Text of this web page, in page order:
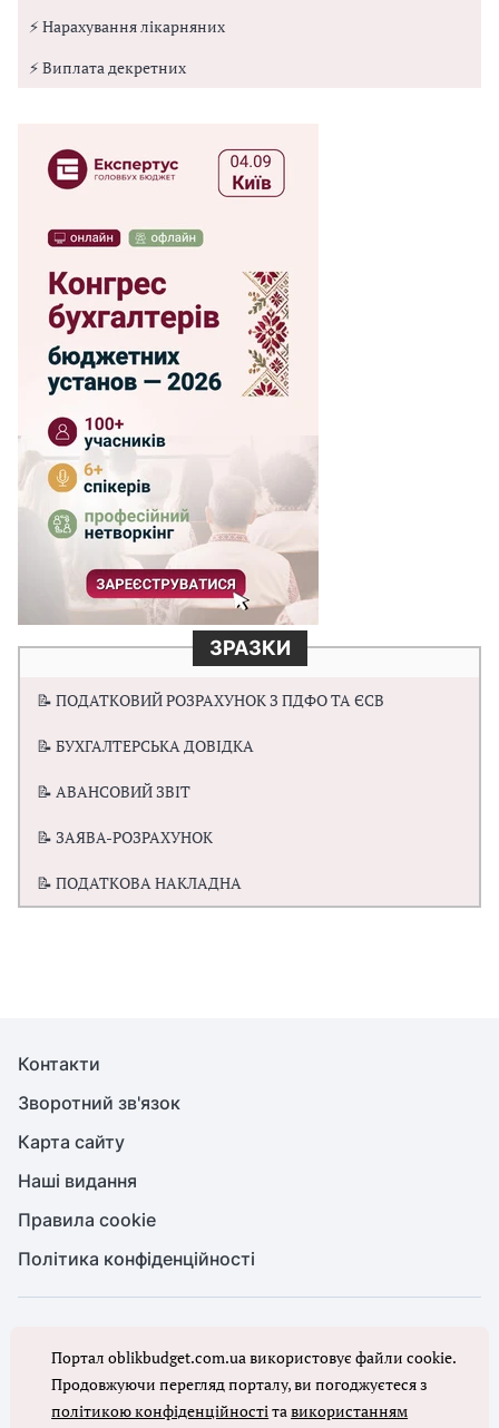
⚡ Нарахування лікарняних
⚡ Виплата декретних
ЗРАЗКИ
📝 ПОДАТКОВИЙ РОЗРАХУНОК З ПДФО ТА ЄСВ
📝 БУХГАЛТЕРСЬКА ДОВІДКА
📝 АВАНСОВИЙ ЗВІТ
📝 ЗАЯВА-РОЗРАХУНОК
📝 ПОДАТКОВА НАКЛАДНА
Контакти
Зворотний зв'язок
Карта сайту
Наші видання
Правила cookie
Політика конфіденційності
Повне або часткове копіювання будь-яких матеріалів порталу,
цитування, публікація їх анотованих оглядів допускаються лише з
письмового дозволу редакції порталу
Портал oblikbudget.com.ua використовує файли cookie.
Продовжуючи перегляд порталу, ви погоджуєтеся з
політикою конфіденційностітавикористанням